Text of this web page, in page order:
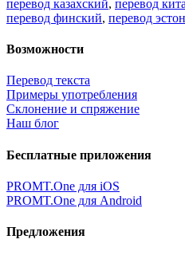
перевод казахский, перевод
перевод финский, перевод
Возможности
Перевод текста
Примеры употребления
Склонение и спряжение
Наш блог
Бесплатные приложения
PROMT.One для iOS
PROMT.One для Android
Предложения